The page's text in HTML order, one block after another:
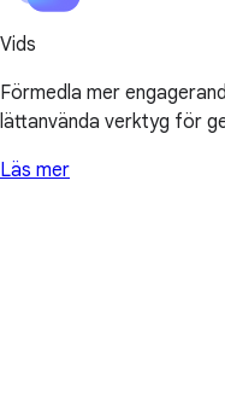
Vids
Förmedla mer
lättanvända verktyg för
Läs mer